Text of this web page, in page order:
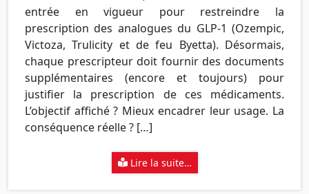
entrée en vigueur pour restreindre la
prescription des analogues du GLP-1 (Ozempic,
Victoza, Trulicity et de feu Byetta). Désormais,
chaque prescripteur doit fournir des documents
supplémentaires (encore et toujours) pour
justifier la prescription de ces médicaments.
L’objectif affiché ? Mieux encadrer leur usage. La
conséquence réelle ? […]
Lire la suite…